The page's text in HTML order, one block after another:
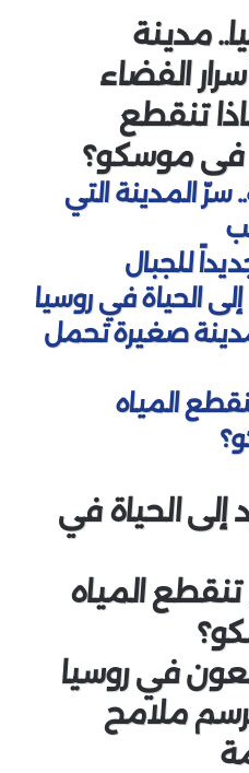
مدينة
الفضاء
تنقطع
في موسكو؟
المدينة التي
للجبال
الحياة في روسيا
صغيرة تحمل
المياه
الحياة في
المياه
في روسيا
ملامح